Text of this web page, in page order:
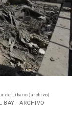
de Líbano (archivo)
BAY - ARCHIVO